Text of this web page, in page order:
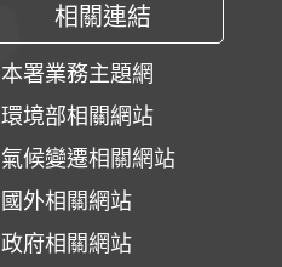
相關連結
本署業務主題網
環境部相關網站
氣候變遷相關網站
國外相關網站
政府相關網站